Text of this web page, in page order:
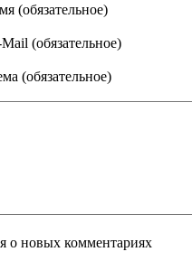
(обязательное)
(обязательное)
(обязательное)
о новых комментариях